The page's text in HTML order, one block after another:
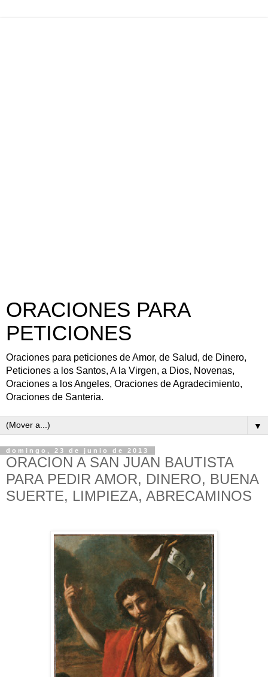
ORACIONES PARA
PETICIONES
Oraciones para peticiones de Amor, de Salud, de Dinero,
Peticiones a los Santos, A la Virgen, a Dios, Novenas,
Oraciones a los Angeles, Oraciones de Agradecimiento,
Oraciones de Santeria.
▼
domingo, 23 de junio de 2013
ORACION A SAN JUAN BAUTISTA
PARA PEDIR AMOR, DINERO, BUENA
SUERTE, LIMPIEZA, ABRECAMINOS